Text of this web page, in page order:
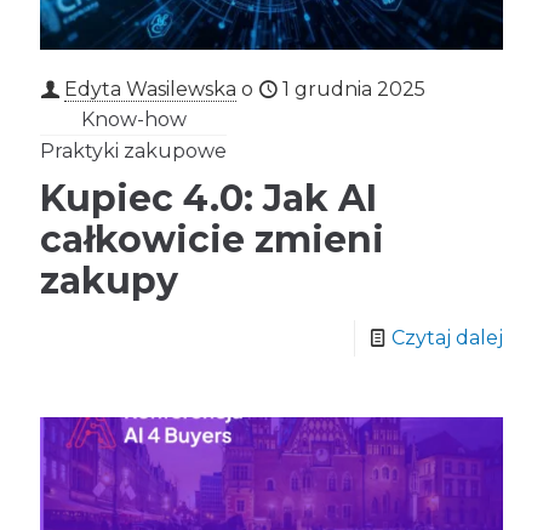
Edyta Wasilewska o
1 grudnia 2025
Know-how
Praktyki zakupowe
Kupiec 4.0: Jak AI
całkowicie zmieni
zakupy
Czytaj dalej